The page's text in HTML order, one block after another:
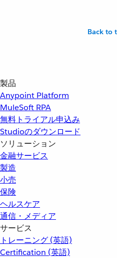
Back to
製品
Anypoint Platform
MuleSoft RPA
無料トライアル申込み
Studioのダウンロード
ソリューション
金融サービス
製造
小売
保険
ヘルスケア
通信・メディア
サービス
トレーニング (英語)
Certification (英語)